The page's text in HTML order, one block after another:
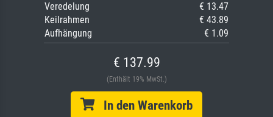
Veredelung
€ 13.47
Keilrahmen
€ 43.89
Aufhängung
€ 1.09
€ 137.99
(Enthält 19% MwSt.)
In den Warenkorb